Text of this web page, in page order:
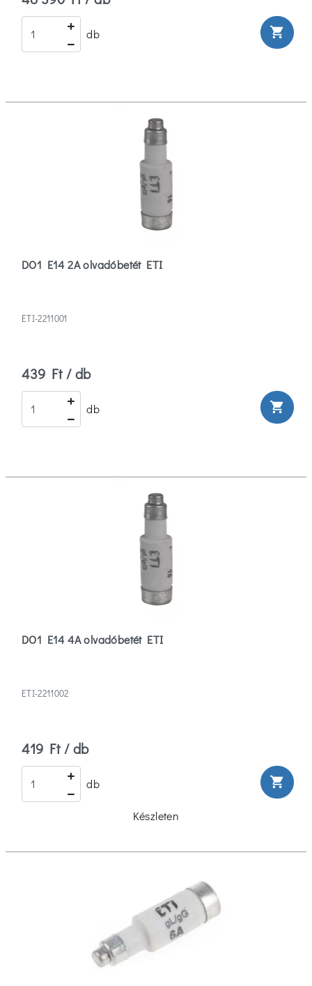
db shopping_cart
DO1 E14 2A olvadóbetét ETI
ETI-2211001
439 Ft / db
db shopping_cart
DO1 E14 4A olvadóbetét ETI
ETI-2211002
419 Ft / db
db shopping_cart
Készleten